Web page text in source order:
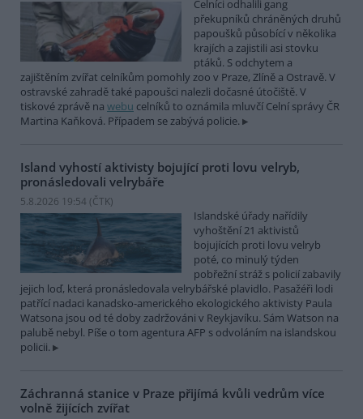
Celníci odhalili gang
překupníků chráněných druhů
papoušků působící v několika
krajích a zajistili asi stovku
ptáků. S odchytem a
zajištěním zvířat celníkům pomohly zoo v Praze, Zlíně a Ostravě. V
ostravské zahradě také papoušci nalezli dočasné útočiště. V
tiskové zprávě na webu celníků to oznámila mluvčí Celní správy ČR
Martina Kaňková. Případem se zabývá policie.
Island vyhostí aktivisty bojující proti lovu velryb,
pronásledovali velrybáře
5.8.2026 19:54 (ČTK)
Islandské úřady nařídily
vyhoštění 21 aktivistů
bojujících proti lovu velryb
poté, co minulý týden
pobřežní stráž s policií zabavily
jejich loď, která pronásledovala velrybářské plavidlo. Pasažéři lodi
patřící nadaci kanadsko-amerického ekologického aktivisty Paula
Watsona jsou od té doby zadržováni v Reykjavíku. Sám Watson na
palubě nebyl. Píše o tom agentura AFP s odvoláním na islandskou
policii.
Záchranná stanice v Praze přijímá kvůli vedrům více
volně žijících zvířat